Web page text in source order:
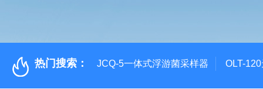
热门搜索： JCQ-5一体式浮游菌采样器 OLT-